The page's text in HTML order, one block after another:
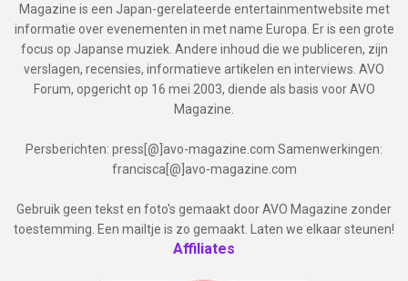
Magazine is een Japan-gerelateerde entertainmentwebsite met
informatie over evenementen in met name Europa. Er is een grote
focus op Japanse muziek. Andere inhoud die we publiceren, zijn
verslagen, recensies, informatieve artikelen en interviews. AVO
Forum, opgericht op 16 mei 2003, diende als basis voor AVO
Magazine.
Persberichten: press[@]avo-magazine.com Samenwerkingen:
francisca[@]avo-magazine.com
Gebruik geen tekst en foto's gemaakt door AVO Magazine zonder
toestemming. Een mailtje is zo gemaakt. Laten we elkaar steunen!
Affiliates